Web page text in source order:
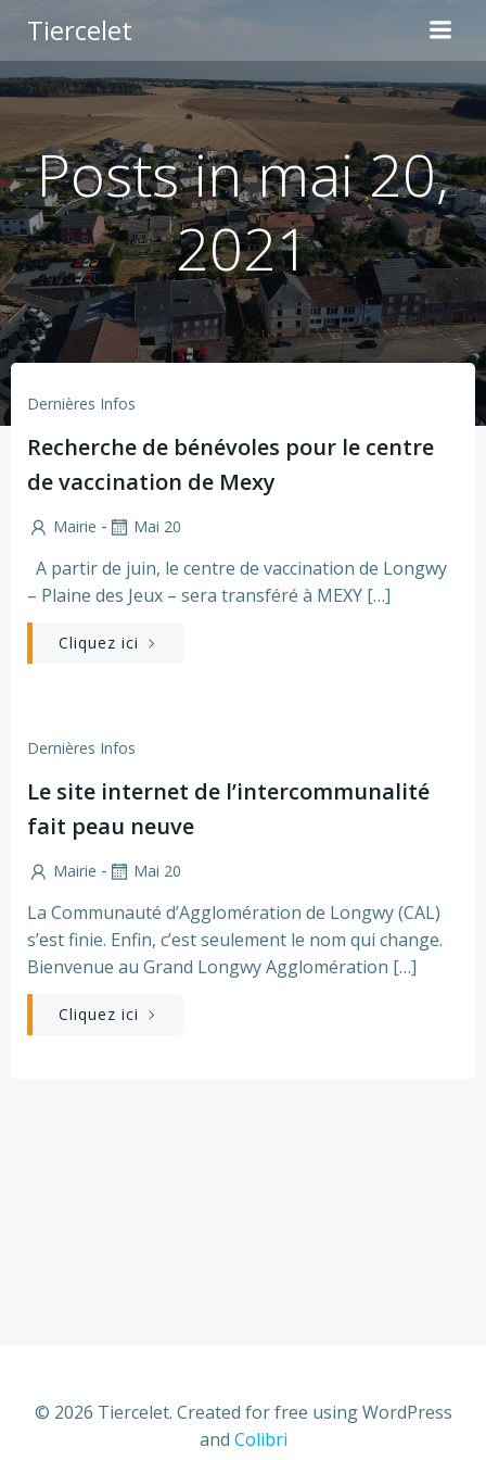
contenu
Tiercelet
Posts in mai 20,
2021
Dernières Infos
Recherche de bénévoles pour le centre
de vaccination de Mexy
Mairie - Mai 20
A partir de juin, le centre de vaccination de Longwy
– Plaine des Jeux – sera transféré à MEXY […]
Cliquez ici
Dernières Infos
Le site internet de l’intercommunalité
fait peau neuve
Mairie - Mai 20
La Communauté d’Agglomération de Longwy (CAL)
s’est finie. Enfin, c’est seulement le nom qui change.
Bienvenue au Grand Longwy Agglomération […]
Cliquez ici
© 2026 Tiercelet. Created for free using WordPress
and Colibri